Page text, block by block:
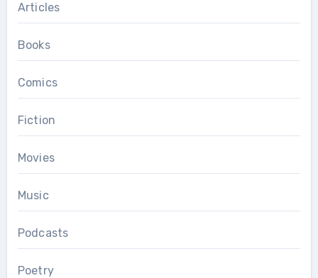
Articles
Books
Comics
Fiction
Movies
Music
Podcasts
Poetry